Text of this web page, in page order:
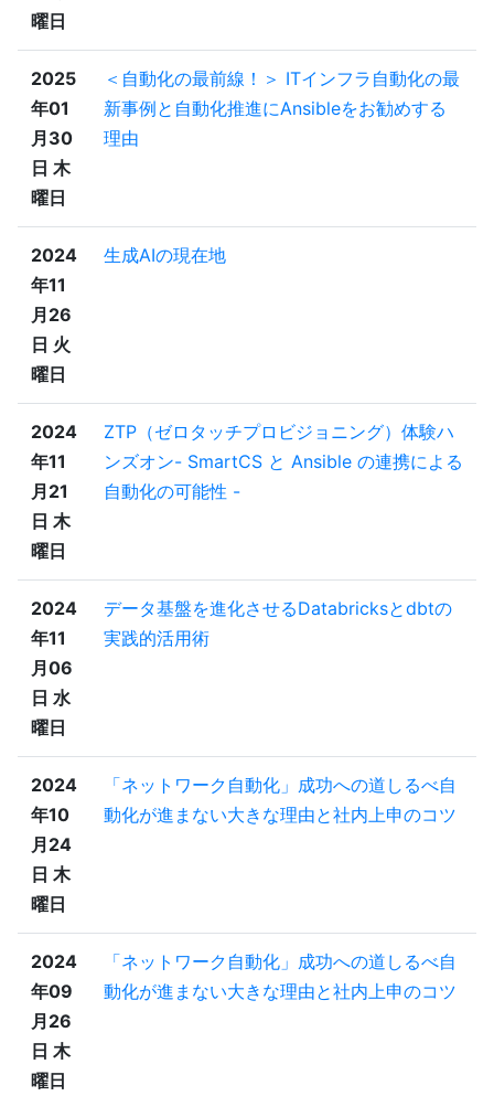
曜日
2025
年01
月30
日 木
曜日
＜自動化の最前線！＞ ITインフラ自動化の最
新事例と自動化推進にAnsibleをお勧めする
理由
2024
年11
月26
日 火
曜日
生成AIの現在地
2024
年11
月21
日 木
曜日
ZTP（ゼロタッチプロビジョニング）体験ハ
ンズオン- SmartCS と Ansible の連携による
自動化の可能性 -
2024
年11
月06
日 水
曜日
データ基盤を進化させるDatabricksとdbtの
実践的活用術
2024
年10
月24
日 木
曜日
「ネットワーク自動化」成功への道しるべ自
動化が進まない大きな理由と社内上申のコツ
2024
年09
月26
日 木
曜日
「ネットワーク自動化」成功への道しるべ自
動化が進まない大きな理由と社内上申のコツ